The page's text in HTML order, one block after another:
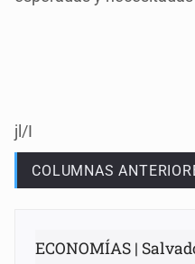
jl/I
COLUMNAS
ECONOMÍAS |